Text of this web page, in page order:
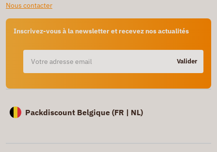
Nous contacter
Inscrivez-vous à la newsletter et recevez nos actualités
Valider
Packdiscount Belgique (FR | NL)